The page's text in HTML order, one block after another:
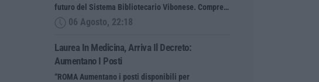
futuro del Sistema Bibliotecario Vibonese. Compre…
06 Agosto, 22:18
Laurea In Medicina, Arriva Il Decreto:
Aumentano I Posti
“ROMA Aumentano i posti disponibili per